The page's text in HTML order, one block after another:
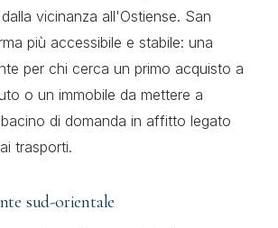
vicinanza all'Ostiense. San
più accessibile e stabile: una
per chi cerca un primo acquisto a
o un immobile da mettere a
di domanda in affitto legato
trasporti.
sud-orientale